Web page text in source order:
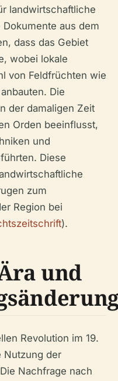
landwirtschaftliche
aus dem
dass das Gebiet
wobei lokale
von Feldfrüchten wie
Die
der damaligen Zeit
Orden beeinflusst,
und
Diese
zum
Region bei
).
und
Revolution im 19.
Nutzung der
Nachfrage nach